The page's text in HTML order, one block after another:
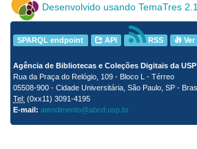
Desenvolvido usando TemaTres 2.1
SPARQL endpoint API RSS
Agência de Bibliotecas e Coleções Digitais da USP
Rua da Praça do Relógio, 109 - Bloco L - Térreo
05508-900 - Cidade Universitária, São Paulo, SP -
Tel: (0xx11) 3091-4195
E-mail: atendimento@abcd.usp.br